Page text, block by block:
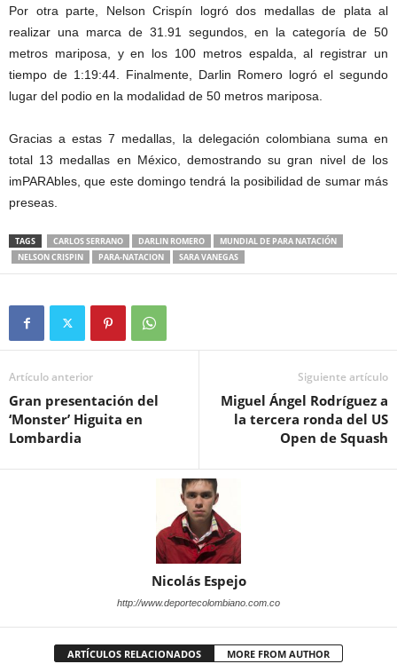
Por otra parte, Nelson Crispín logró dos medallas de plata al
realizar una marca de 31.91 segundos, en la categoría de 50
metros mariposa, y en los 100 metros espalda, al registrar un
tiempo de 1:19:44. Finalmente, Darlin Romero logró el segundo
lugar del podio en la modalidad de 50 metros mariposa.
Gracias a estas 7 medallas, la delegación colombiana suma en
total 13 medallas en México, demostrando su gran nivel de los
imPARAbles, que este domingo tendrá la posibilidad de sumar más
preseas.
TAGS CARLOS SERRANO DARLIN ROMERO
MUNDIAL DE PARA NATACIÓN
NELSON CRISPIN
PARA-NATACION SARA VANEGAS
Artículo anterior
Gran presentación del
‘Monster’ Higuita en
Lombardia
Siguiente artículo
Miguel Ángel Rodríguez a
la tercera ronda del US
Open de Squash
Nicolás Espejo
http://www.deportecolombiano.com.co
ARTÍCULOS RELACIONADOS MORE FROM AUTHOR